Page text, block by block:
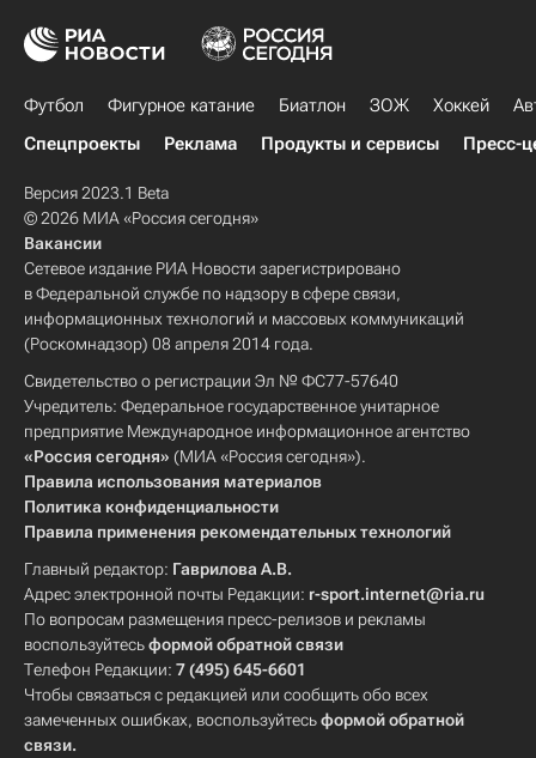
Футбол Фигурное катание Биатлон ЗОЖ Хоккей
Спецпроекты
Реклама Продукты и сервисы Пресс-
Версия 2023.1 Beta
© 2026 МИА «Россия сегодня»
Вакансии
Сетевое издание РИА Новости зарегистрировано
в Федеральной службе по надзору в сфере связи,
информационных технологий и массовых коммуникаций
(Роскомнадзор) 08 апреля 2014 года.
Свидетельство о регистрации Эл № ФС77-57640
Учредитель: Федеральное государственное унитарное
предприятие Международное информационное агентство
«Россия сегодня» (МИА «Россия сегодня»).
Правила использования материалов
Политика конфиденциальности
Правила применения рекомендательных технологий
Главный редактор: Гаврилова А.В.
Адрес электронной почты Редакции: r-sport.internet@ria.ru
По вопросам размещения пресс-релизов и рекламы
воспользуйтесьформой обратной связи
Телефон Редакции: 7 (495) 645-6601
Чтобы связаться с редакцией или сообщить обо всех
замеченных ошибках, воспользуйтесьформой обратной
связи.